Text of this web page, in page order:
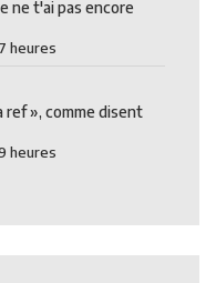
ne t'ai pas encore
heures
ref », comme disent
heures